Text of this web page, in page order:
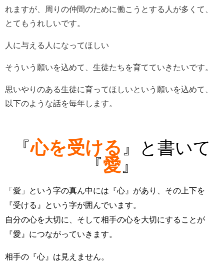
れますが、周りの仲間のために働こうとする人が多くて、
とてもうれしいです。
人に与える人になってほしい
そういう願いを込めて、生徒たちを育てていきたいです。
思いやりのある生徒に育ってほしいという願いを込めて、
以下のような話を毎年します。
『心を受ける 』と書いて
『愛 』
「愛」という字の真ん中には『心』があり、その上下を
『受ける』という字が囲んでいます。
自分の心を大切に、そして相手の心を大切にすることが
『愛』につながっていきます。
相手の『心』は見えません。